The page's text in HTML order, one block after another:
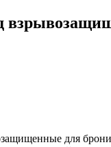
для